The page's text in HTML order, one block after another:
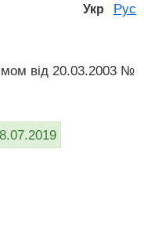
Укр Рус
від 20.03.2003 №